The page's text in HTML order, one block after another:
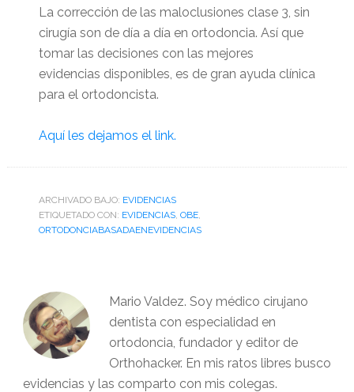
La corrección de las maloclusiones clase 3, sin
cirugía son de día a día en ortodoncia. Así que
tomar las decisiones con las mejores
evidencias disponibles, es de gran ayuda clínica
para el ortodoncista.
Aquí les dejamos el link.
ARCHIVADO BAJO: EVIDENCIAS
ETIQUETADO CON: EVIDENCIAS, OBE,
ORTODONCIABASADAENEVIDENCIAS
Mario Valdez. Soy médico cirujano
dentista con especialidad en
ortodoncia, fundador y editor de
Orthohacker. En mis ratos libres busco
evidencias y las comparto con mis colegas.